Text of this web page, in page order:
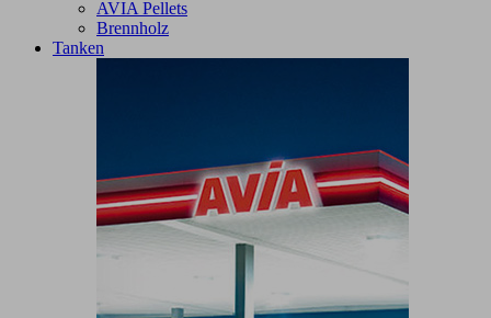
AVIA Pellets
Brennholz
Tanken